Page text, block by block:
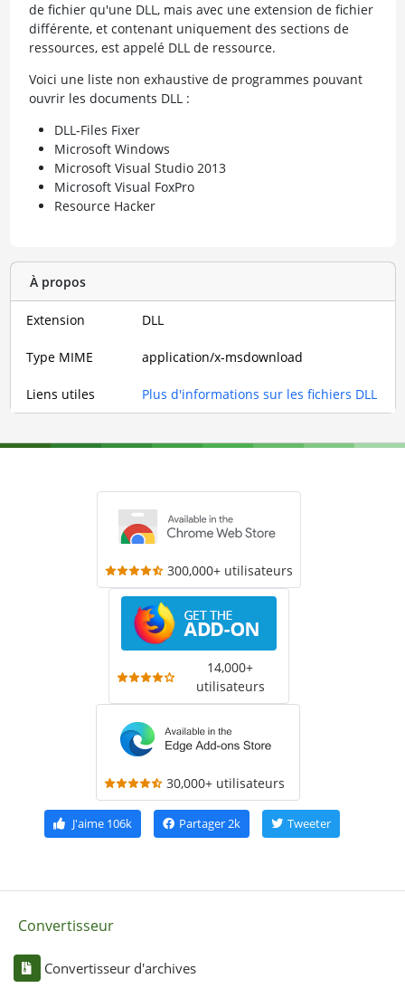
de fichier qu'une DLL, mais avec une extension de fichier
différente, et contenant uniquement des sections de
ressources, est appelé DLL de ressource.
Voici une liste non exhaustive de programmes pouvant
ouvrir les documents DLL :
DLL-Files Fixer
Microsoft Windows
Microsoft Visual Studio 2013
Microsoft Visual FoxPro
Resource Hacker
À propos
Extension DLL
Type MIME application/x-msdownload
Liens utiles Plus d'informations sur les fichiers DLL
300,000+ utilisateurs
14,000+
utilisateurs
30,000+ utilisateurs
J'aime106k Partager2k Tweeter
Convertisseur
Convertisseur d'archives